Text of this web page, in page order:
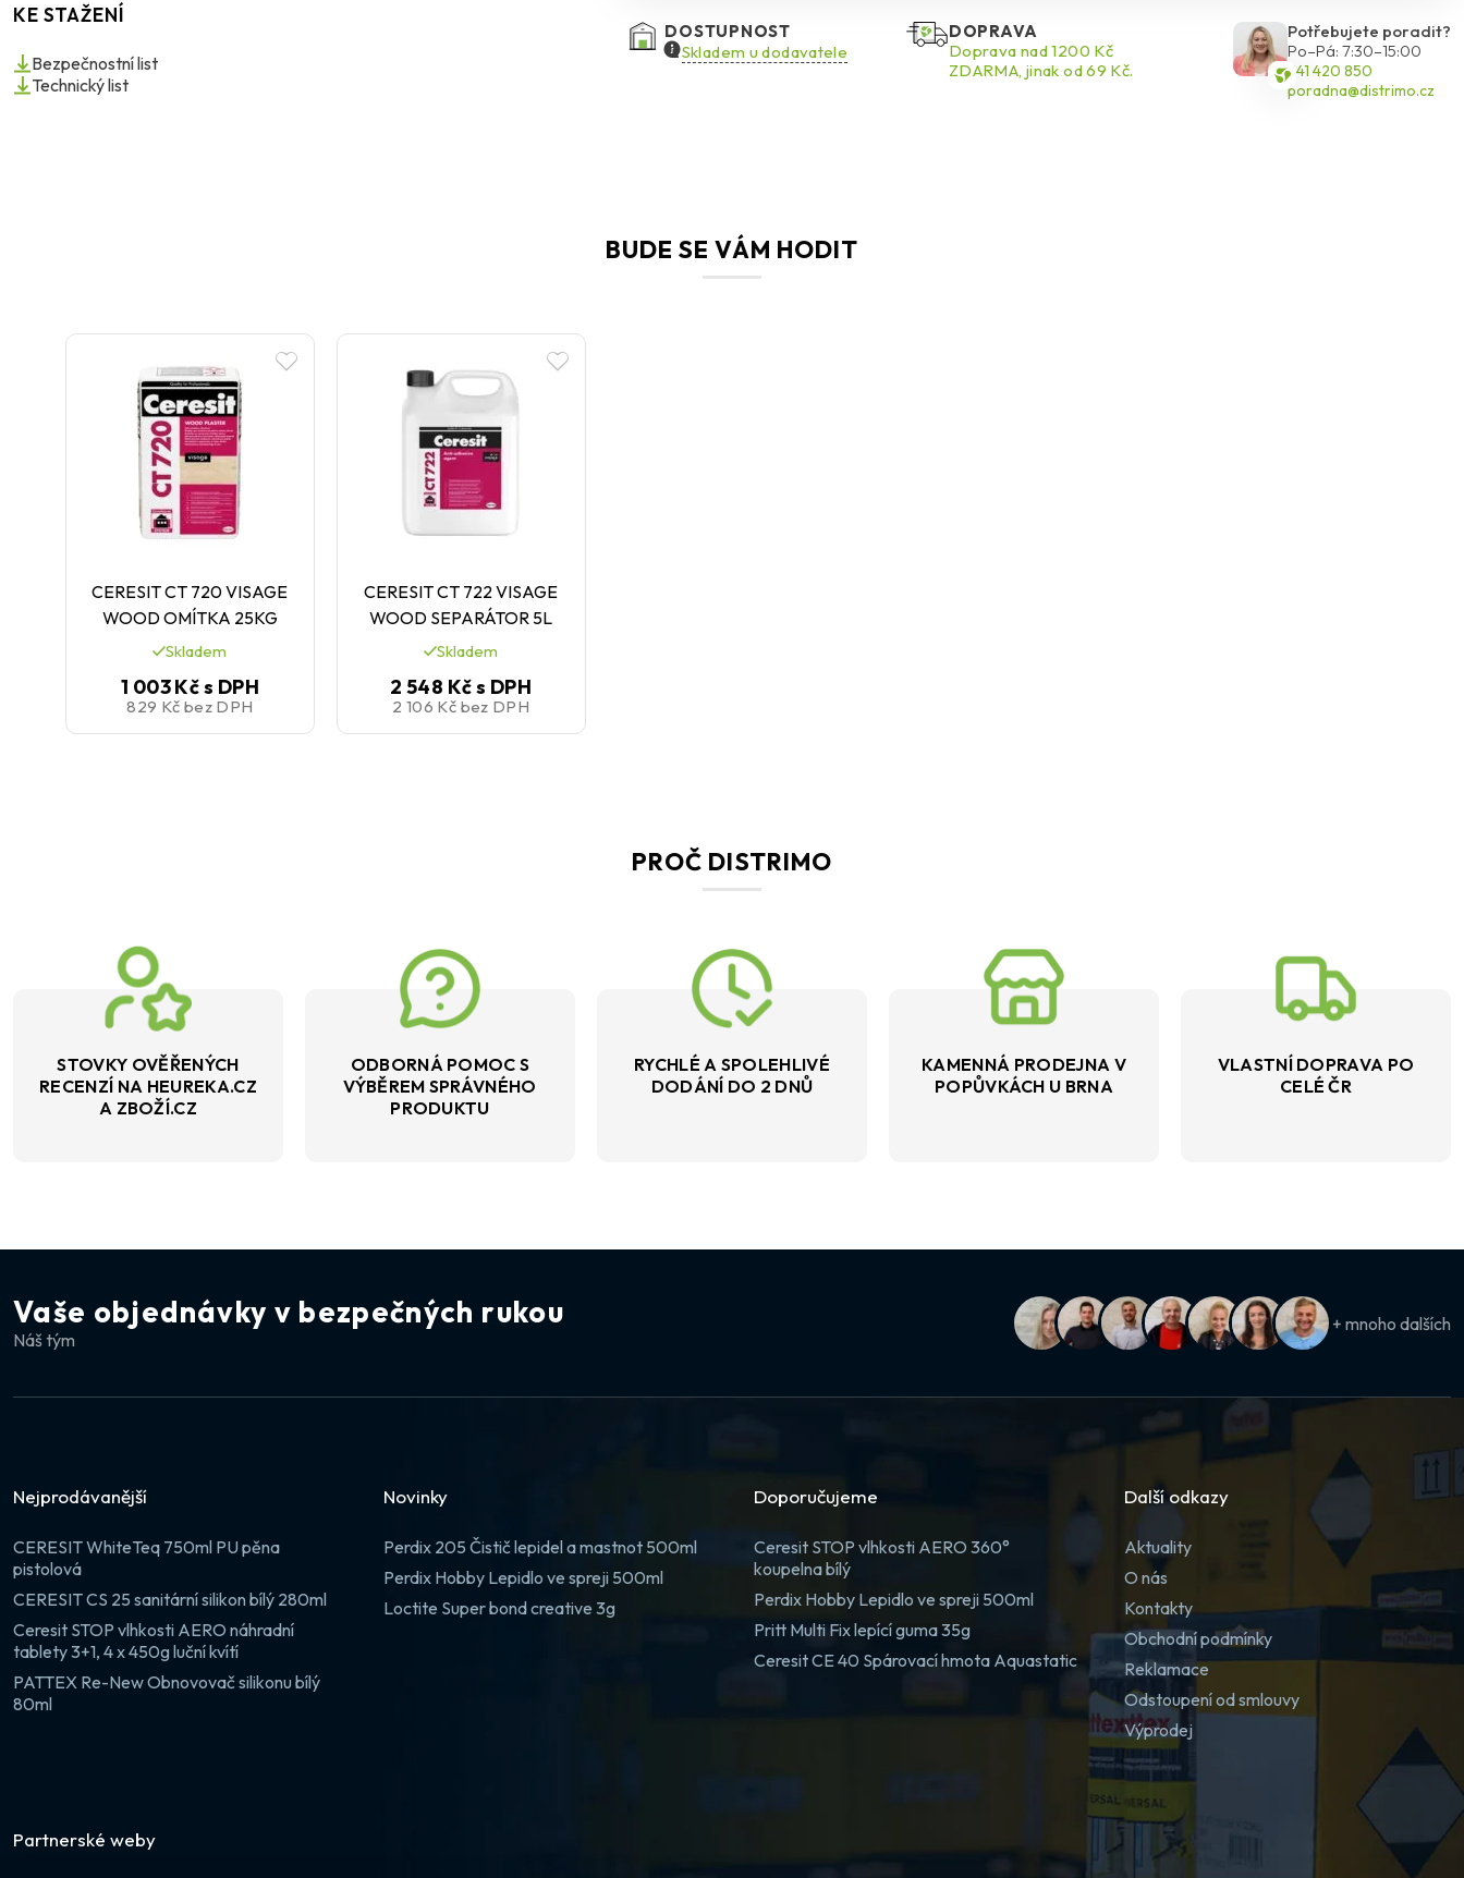
KE STAŽENÍ
Bezpečnostní list
Technický list
DOSTUPNOST
Skladem u dodavatele
DOPRAVA
Doprava nad 1200 Kč
ZDARMA, jinak od 69 Kč.
Potřebujete poradit?
Po–Pá: 7:30–15:00
541 420 850
poradna@distrimo.cz
BUDE SE VÁM HODIT
CERESIT CT 720 VISAGE
WOOD OMÍTKA 25KG
Skladem
1 003 Kčs DPH
829 Kč bez DPH
CERESIT CT 722 VISAGE
WOOD SEPARÁTOR 5L
Skladem
2 548 Kčs DPH
2 106 Kč bez DPH
PROČ DISTRIMO
STOVKY OVĚŘENÝCH
RECENZÍ NA HEUREKA.CZ
A ZBOŽÍ.CZ
ODBORNÁ POMOC S
VÝBĚREM SPRÁVNÉHO
PRODUKTU
RYCHLÉ A SPOLEHLIVÉ
DODÁNÍ DO 2 DNŮ
KAMENNÁ PRODEJNA V
POPŮVKÁCH U BRNA
VLASTNÍ DOPRAVA PO
CELÉ ČR
Vaše objednávky v bezpečných rukou
Náš tým
+ mnoho dalších
Nejprodávanější
CERESIT WhiteTeq 750ml PU pěna
pistolová
CERESIT CS 25 sanitární silikon bílý 280ml
Ceresit STOP vlhkosti AERO náhradní
tablety 3+1, 4 x 450g luční kvítí
PATTEX Re-New Obnovovač silikonu bílý
80ml
Novinky
Perdix 205 Čistič lepidel a mastnot 500ml
Perdix Hobby Lepidlo ve spreji 500ml
Loctite Super bond creative 3g
Doporučujeme
Ceresit STOP vlhkosti AERO 360°
koupelna bílý
Perdix Hobby Lepidlo ve spreji 500ml
Pritt Multi Fix lepící guma 35g
Ceresit CE 40 Spárovací hmota Aquastatic
Další odkazy
Aktuality
O nás
Kontakty
Obchodní podmínky
Reklamace
Odstoupení od smlouvy
Výprodej
Partnerské weby